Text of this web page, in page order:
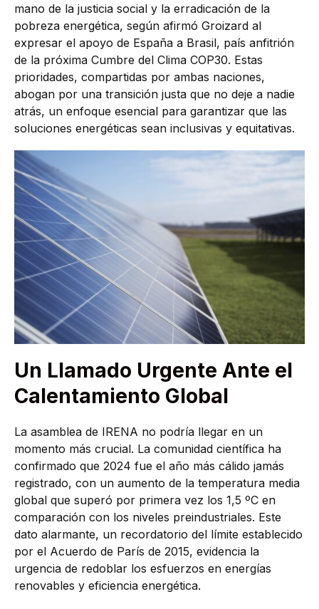
mano de la justicia social y la erradicación de la
pobreza energética, según afirmó Groizard al
expresar el apoyo de España a Brasil, país anfitrión
de la próxima Cumbre del Clima COP30. Estas
prioridades, compartidas por ambas naciones,
abogan por una transición justa que no deje a nadie
atrás, un enfoque esencial para garantizar que las
soluciones energéticas sean inclusivas y equitativas.
Un Llamado Urgente Ante el
Calentamiento Global
La asamblea de IRENA no podría llegar en un
momento más crucial. La comunidad científica ha
confirmado que 2024 fue el año más cálido jamás
registrado, con un aumento de la temperatura media
global que superó por primera vez los 1,5 ºC en
comparación con los niveles preindustriales. Este
dato alarmante, un recordatorio del límite establecido
por el Acuerdo de París de 2015, evidencia la
urgencia de redoblar los esfuerzos en energías
renovables y eficiencia energética.